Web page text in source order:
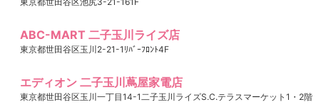
ABC-MART 二子玉川ライズ店
東京都世田谷区玉川2-21-1ﾘﾊﾞｰﾌﾛﾝﾄ4F
エディオン 二子玉川蔦屋家電店
東京都世田谷区玉川一丁目14-1二子玉川ライズS.C.テラスマーケット1・2階